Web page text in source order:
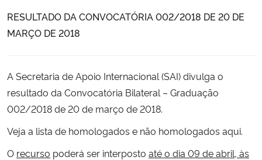
Secretaria-Geral
Gabinete de Segurança Institucional
Banco Central do Brasil
RESULTADO DA CONVOCATÓRIA 002/2018 DE 20 DE
MARÇO DE 2018
A Secretaria de Apoio Internacional (SAI) divulga o
resultado da Convocatória Bilateral – Graduação
002/2018 de 20 de março de 2018.
Veja a lista de homologados e não homologados aqui.
O recurso poderá ser interposto até o dia 09 de abril, às